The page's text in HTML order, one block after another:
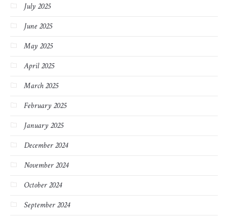
July 2025
June 2025
May 2025
April 2025
March 2025
February 2025
January 2025
December 2024
November 2024
October 2024
September 2024